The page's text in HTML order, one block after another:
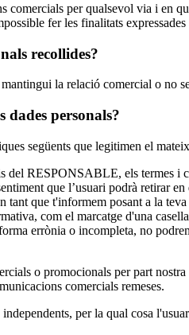
comercials per qualsevol via i en
fer les finalitats expressades
recollides?
la relació comercial o
dades personals?
següents que legitimen el
RESPONSABLE, els termes i
que l’usuari podrà retirar
que t'informem posant a la
com el marcatge d'una
errònia o incompleta, no
o promocionals per part
comercials remeses.
per la qual cosa